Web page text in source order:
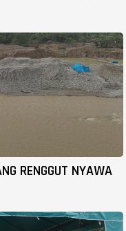
RENGGUT NYAWA